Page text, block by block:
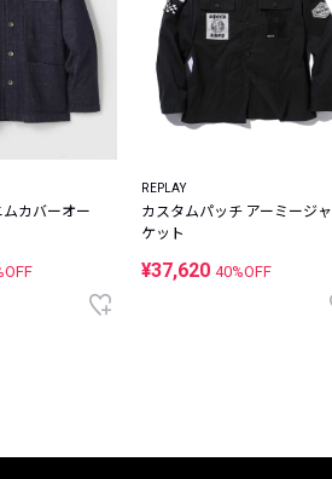
カバーオー
REPLAY
カスタムパッチ アーミージャ
ケット
¥37,62040%OFF